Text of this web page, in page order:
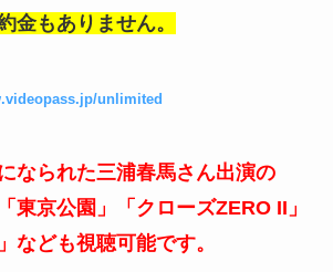
金もありません。
unlimited
なられた三浦春馬さん出演の
東京公園」「クローズZERO II」
なども視聴可能です。